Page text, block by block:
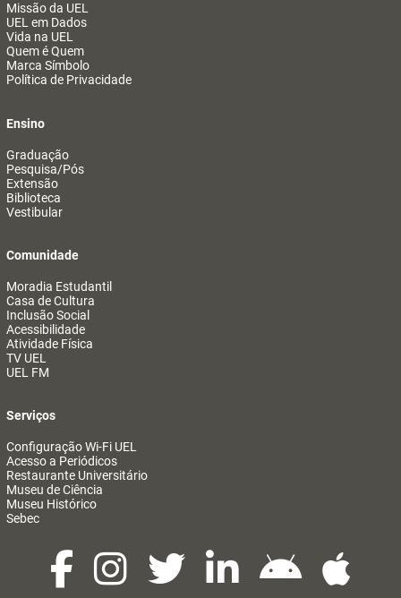
Missão da UEL
UEL em Dados
Vida na UEL
Quem é Quem
Marca Símbolo
Política de Privacidade
Ensino
Graduação
Pesquisa/Pós
Extensão
Biblioteca
Vestibular
Comunidade
Moradia Estudantil
Casa de Cultura
Inclusão Social
Acessibilidade
Atividade Física
TV UEL
UEL FM
Serviços
Configuração Wi-Fi UEL
Acesso a Periódicos
Restaurante Universitário
Museu de Ciência
Museu Histórico
Sebec